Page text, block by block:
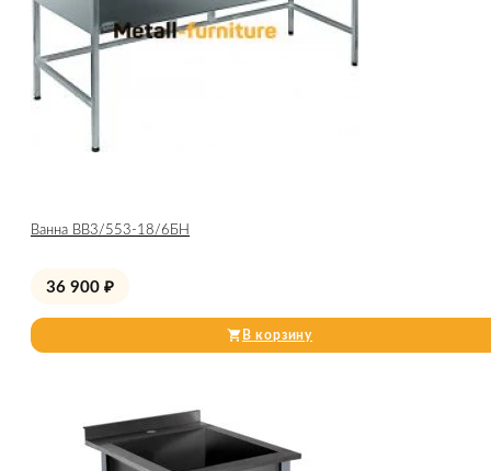
Ванна ВВ3/553-18/6БН
36 900 ₽
В корзину